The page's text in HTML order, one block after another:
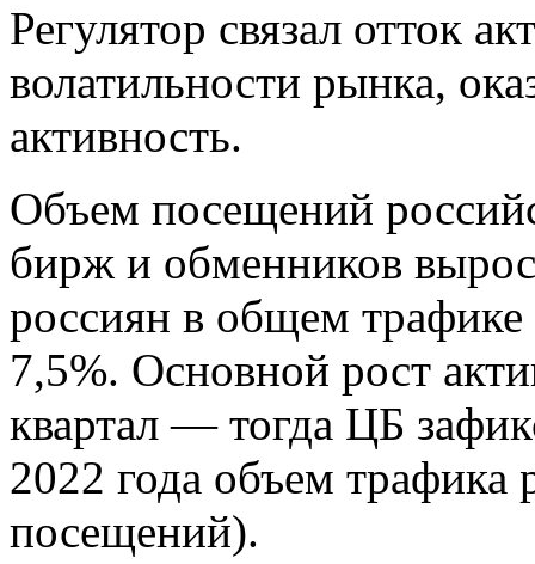
Регулятор связал отток
волатильности рынка,
активность.
Объем посещений
бирж и обменников
россиян в общем
7,5%. Основной рост
квартал — тогда ЦБ
2022 года объем трафика
посещений).